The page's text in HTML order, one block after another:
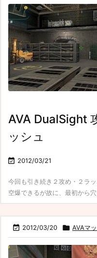
AVA DualSight
ッシュ
 2012/03/21
今回も引き続き２攻め・２ラ
空爆できるが故に、最初から
 2012/03/20  AVAマ